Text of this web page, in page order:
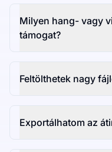
Milyen hang- vagy
támogat?
Feltölthetek nagy
Exportálhatom az